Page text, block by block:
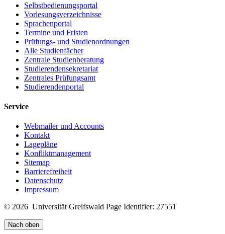
Selbstbedienungsportal
Vorlesungsverzeichnisse
Sprachenportal
Termine und Fristen
Prüfungs- und Studienordnungen
Alle Studienfächer
Zentrale Studienberatung
Studierendensekretariat
Zentrales Prüfungsamt
Studierendenportal
Service
Webmailer und Accounts
Kontakt
Lagepläne
Konfliktmanagement
Sitemap
Barrierefreiheit
Datenschutz
Impressum
© 2026 Universität Greifswald Page Identifier: 27551
Nach oben